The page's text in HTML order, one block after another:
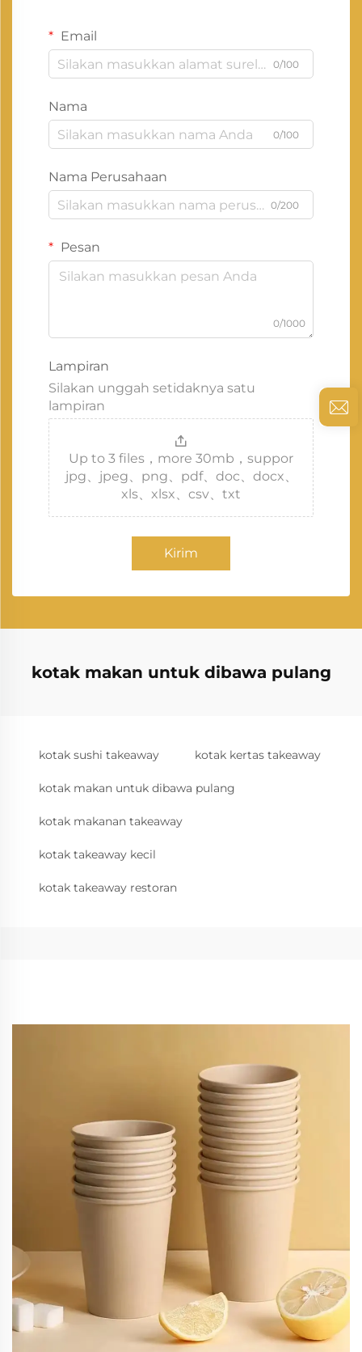
Email
0/100
Nama
0/100
Nama Perusahaan
0/200
Pesan
0/1000
Lampiran
Silakan unggah setidaknya satu
lampiran
Up to 3 files，more 30mb，suppor
jpg、jpeg、png、pdf、doc、docx、
xls、xlsx、csv、txt
Kirim
kotak makan untuk dibawa pulang
kotak sushi takeaway kotak kertas takeaway
kotak makan untuk dibawa pulang
kotak makanan takeaway
kotak takeaway kecil
kotak takeaway restoran